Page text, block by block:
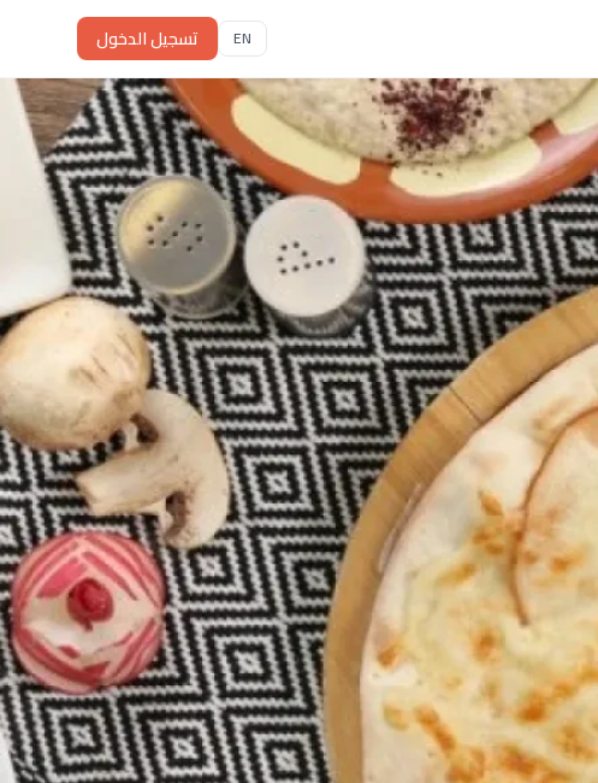
EN تسجيل الدخول